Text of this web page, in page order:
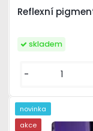
Reflexní
skladem
-
novinka
akce